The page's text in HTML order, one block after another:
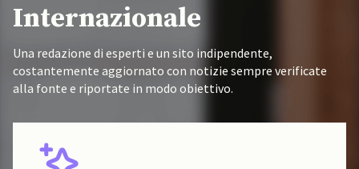
Internazionale
Una redazione di esperti e un sito indipendente,
costantemente aggiornato con notizie sempre verificate
alla fonte e riportate in modo obiettivo.